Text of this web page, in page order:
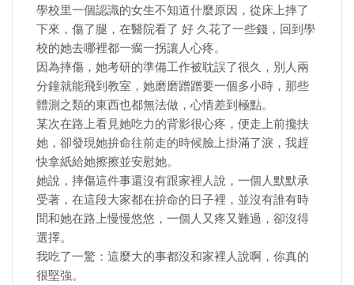
學校里一個認識的女生不知道什麼原因，從床上摔了
下來，傷了腿，在醫院看了 好 久花了一些錢，回到學
校的她去哪裡都一瘸一拐讓人心疼。
因為摔傷，她考研的準備工作被耽誤了很久，別人兩
分鐘就能飛到教室，她磨磨蹭蹭要一個多小時，那些
體測之類的東西也都無法做，心情差到極點。
某次在路上看見她吃力的背影很心疼，便走上前攙扶
她，卻發現她拚命往前走的時候臉上掛滿了淚，我趕
快拿紙給她擦擦並安慰她。
她說，摔傷這件事還沒有跟家裡人說，一個人默默承
受著，在這段大家都在拚命的日子裡，並沒有誰有時
間和她在路上慢慢悠悠，一個人又疼又難過，卻沒得
選擇。
我吃了一驚：這麼大的事都沒和家裡人說啊，你真的
很堅強。